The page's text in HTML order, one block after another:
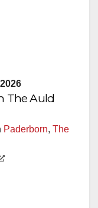
The Auld
Paderborn, The